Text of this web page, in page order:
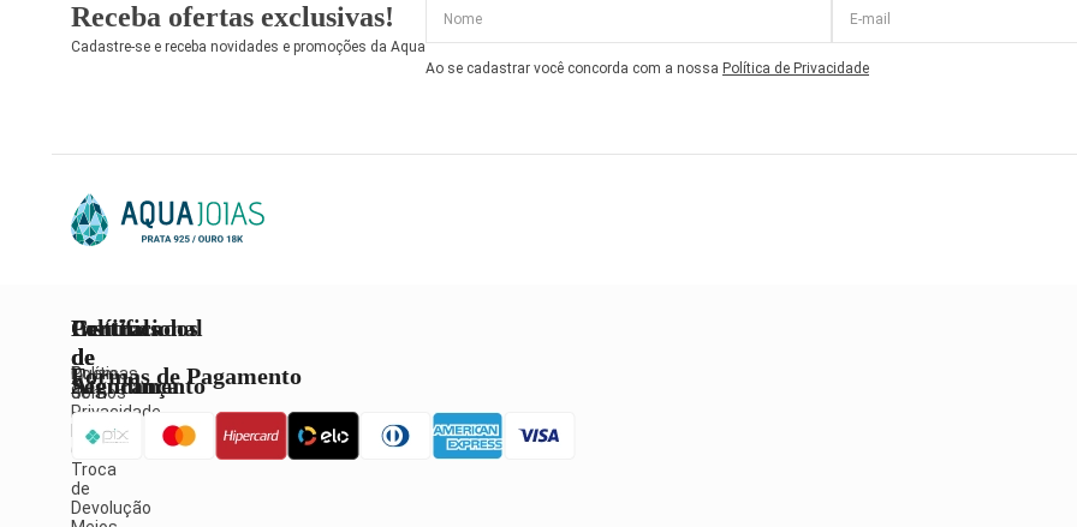
Receba ofertas exclusivas!
Cadastre-se e receba novidades e promoções da Aqua
Ao se cadastrar você concorda com a nossa Política de Privacidade
Institucional
Quem
Somos
Políticas
Políticas
de
Privacidade
Política
de
Troca
de
Devolução
Central
de
Atendimento
Fale
Conosco
Certificados
de
Segurança
Formas de Pagamento